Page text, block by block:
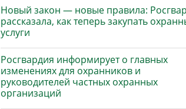
Новый закон — новые правила:
рассказала, как теперь закупать
услуги
Росгвардия информирует о главных
изменениях для охранников и
руководителей частных охранных
организаций